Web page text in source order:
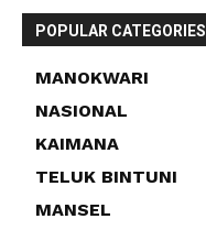
POPULAR CATEGORIES
MANOKWARI
NASIONAL
KAIMANA
TELUK BINTUNI
MANSEL